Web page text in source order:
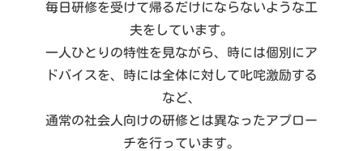
毎日研修を受けて帰るだけにならないような工
夫をしています。
一人ひとりの特性を見ながら、時には個別にア
ドバイスを、時には全体に対して叱咤激励する
など、
通常の社会人向けの研修とは異なったアプロー
チを行っています。